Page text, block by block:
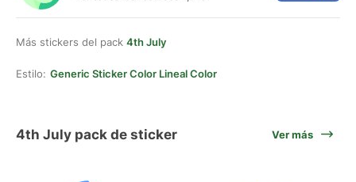
Más stickers del pack 4th July
Estilo: Generic Sticker Color Lineal Color
4th July pack de sticker Ver más